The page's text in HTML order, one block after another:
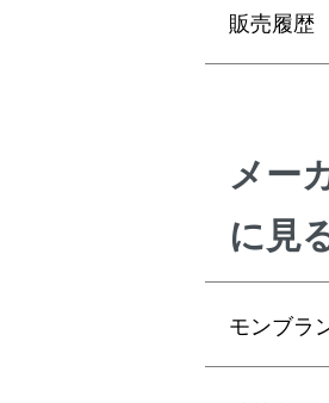
販売履歴
メー
に見
モンブラ